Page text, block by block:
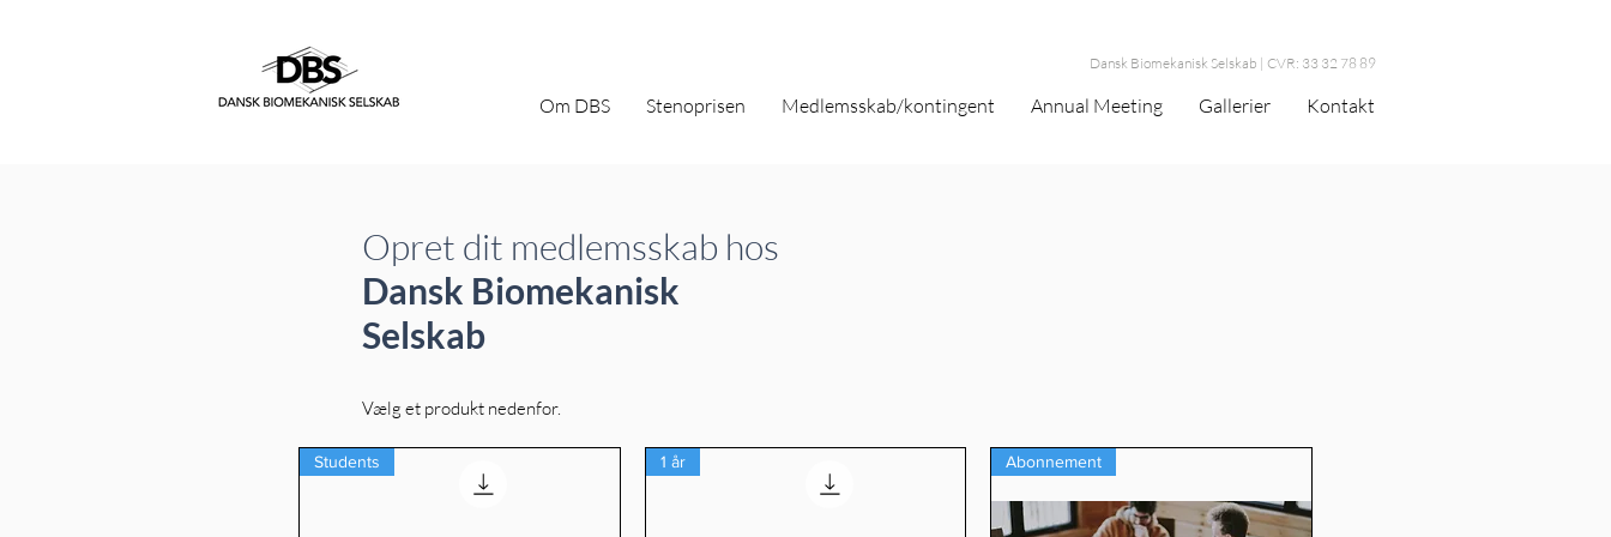
Dansk Biomekanisk Selskab | CVR: 33 32 78 89
Om DBS Stenoprisen Medlemsskab/kontingent Annual Meeting Gallerier Kontakt
Opret dit medlemsskab hos
Dansk Biomekanisk
Selskab
Vælg et produkt nedenfor.
Students 1 år Abonnement